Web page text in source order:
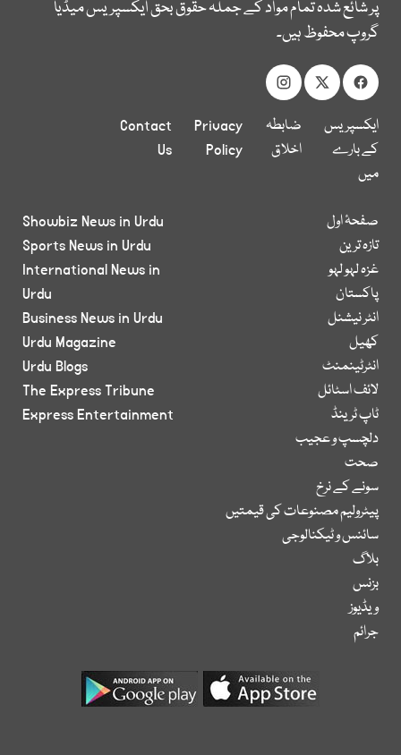
پر شائع شدہ تمام مواد کے جملہ حقوق بحق ایکسپریس میڈیا
گروپ محفوظ ہیں۔
ایکسپریس
کے بارے
میں
ضابطہ
اخلاق
Privacy
Policy
Contact
Us
صفحۂ اول
تازہ ترین
غزہ لہو لہو
پاکستان
انٹر نیشنل
کھیل
انٹرٹینمنٹ
لائف اسٹائل
ٹاپ ٹرینڈ
دلچسپ و عجیب
صحت
سونے کے نرخ
پیٹرولیم مصنوعات کی قیمتیں
سائنس و ٹیکنالوجی
بلاگ
بزنس
ویڈیوز
جرائم
Showbiz News in Urdu
Sports News in Urdu
International News in
Urdu
Business News in Urdu
Urdu Magazine
Urdu Blogs
The Express Tribune
Express Entertainment